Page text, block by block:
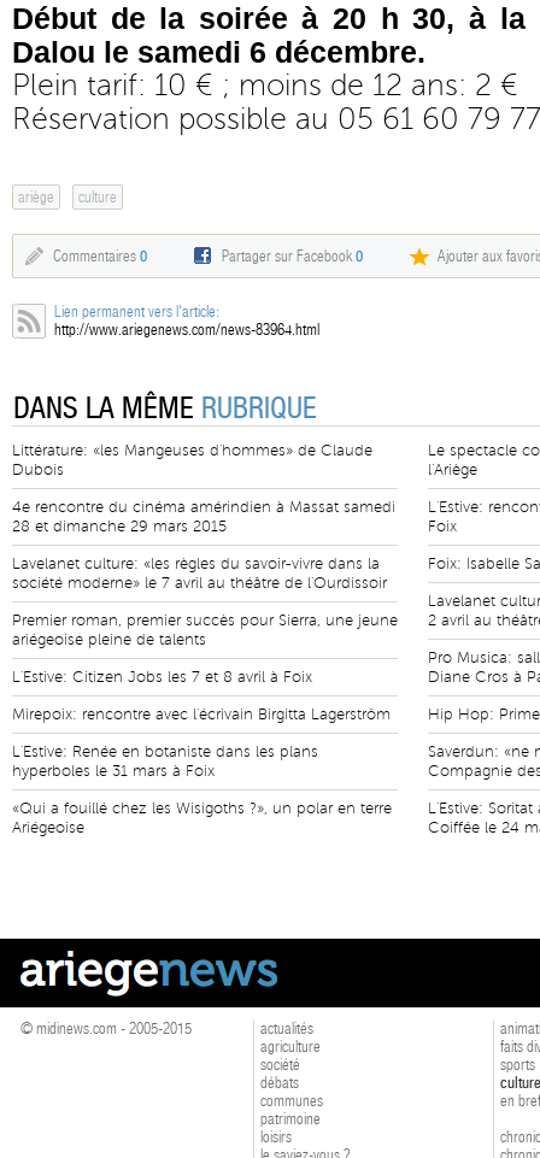
Début de la soirée à 20 h 30, à la
Dalou le samedi 6 décembre.
Plein tarif: 10 € ; moins de 12 ans: 2 €
Réservation possible au 05 61 60 79
ariège culture
Commentaires 0 Partager sur Facebook0 Ajouter aux
Lien permanent vers l'article:
http://www.ariegenews.com/news-83964.html
DANS LA MÊME RUBRIQUE
Littérature: «les Mangeuses d'hommes» de Claude
Dubois
4e rencontre du cinéma amérindien à Massat samedi
28 et dimanche 29 mars 2015
Lavelanet culture: «les règles du savoir-vivre dans la
société moderne» le 7 avril au théâtre de l'Ourdissoir
Premier roman, premier succès pour Sierra, une jeune
ariégeoise pleine de talents
L'Estive: Citizen Jobs les 7 et 8 avril à Foix
Mirepoix: rencontre avec l'écrivain Birgitta Lagerström
L'Estive: Renée en botaniste dans les plans
hyperboles le 31 mars à Foix
«Qui a fouillé chez les Wisigoths ?», un polar en terre
Ariégeoise
Le spectacle
l'Ariège
L'Estive:
Foix
Foix: Isabelle
Lavelanet
2 avril au
Pro Musica:
Diane Cros à
Hip Hop:
Saverdun: «ne
Compagnie
L'Estive:
Coiffée le 24
© midinews.com - 2005-2015
actualités
agriculture
société
débats
communes
patrimoine
loisirs
faits
sports
culture
en bref